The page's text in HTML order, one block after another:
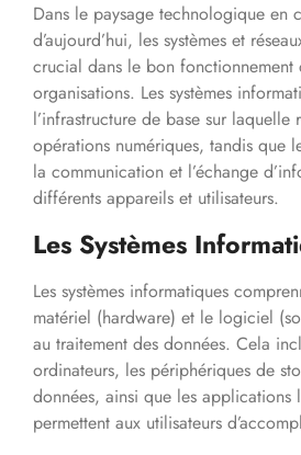
Dans le paysage technologique en
d’aujourd’hui, les systèmes et
crucial dans le bon fonctionnement
organisations. Les systèmes
l’infrastructure de base sur laquelle
opérations numériques, tandis que
la communication et l’échange
différents appareils et utilisateurs.
Les Systèmes
Les systèmes informatiques
matériel (hardware) et le logiciel
au traitement des données. Cela
ordinateurs, les périphériques de
données, ainsi que les applications
permettent aux utilisateurs